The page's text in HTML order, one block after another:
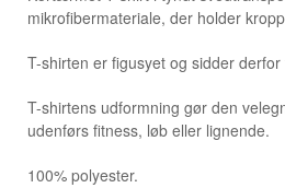
mikrofibermateriale, der holder
T-shirten er figusyet og sidder
T-shirtens udformning gør den
udenførs fitness, løb eller lignende.
100% polyester.